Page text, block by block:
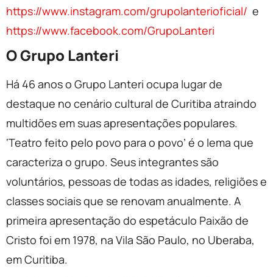
https://www.instagram.com/grupolanterioficial/ e
https://www.facebook.com/GrupoLanteri
O Grupo Lanteri
Há 46 anos o Grupo Lanteri ocupa lugar de
destaque no cenário cultural de Curitiba atraindo
multidões em suas apresentações populares.
‘Teatro feito pelo povo para o povo’ é o lema que
caracteriza o grupo. Seus integrantes são
voluntários, pessoas de todas as idades, religiões e
classes sociais que se renovam anualmente. A
primeira apresentação do espetáculo Paixão de
Cristo foi em 1978, na Vila São Paulo, no Uberaba,
em Curitiba.